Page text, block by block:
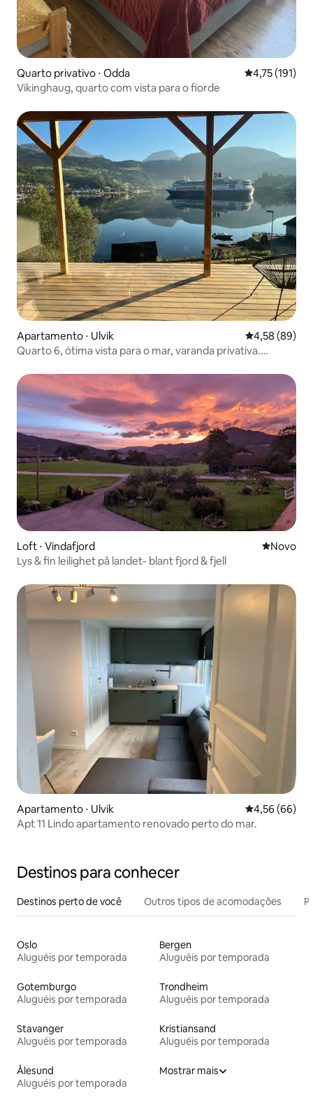
Quarto privativo ⋅ Odda 4,75 de uma
4,75 (191)
Vikinghaug, quarto com vista para o fiorde
Apartamento ⋅ Ulvik 4,58 de uma
4,58 (89)
Quarto 6, ótima vista para o mar, varanda privativa.
Loft ⋅ Vindafjord Novo
Novo
Lys & fin leilighet på landet- blant fjord & fjell
Apartamento ⋅ Ulvik 4,56 de uma
4,56 (66)
Apt 11 Lindo apartamento renovado perto do mar.
Destinos para conhecer
Destinos perto de você Outros tipos de acomodações
Oslo
Aluguéis por temporada
Bergen
Aluguéis por temporada
Gotemburgo
Aluguéis por temporada
Trondheim
Aluguéis por temporada
Stavanger
Aluguéis por temporada
Kristiansand
Aluguéis por temporada
Ålesund
Aluguéis por temporada
Mostrar mais